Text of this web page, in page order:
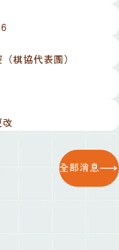
棋協代表團）
改
全部消息